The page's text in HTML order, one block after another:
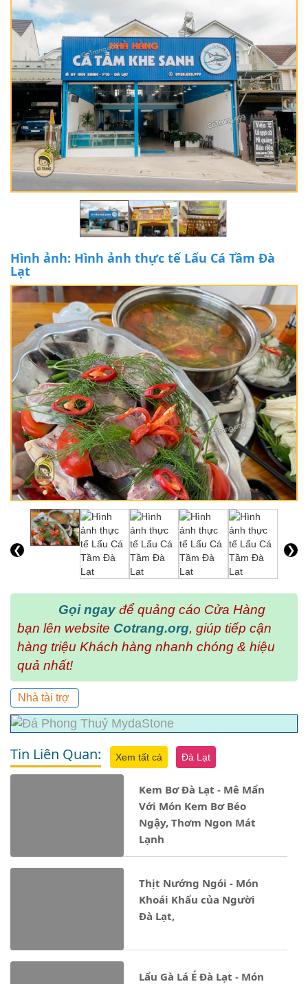
Hình ảnh: Hình ảnh thực tế Lẩu Cá Tầm Đà
Lạt
❮ ❯
Gọi ngay để quảng cáo Cửa Hàng
bạn lên website Cotrang.org, giúp tiếp cận
hàng triệu Khách hàng nhanh chóng & hiệu
quả nhất!
Nhà tài trợ
Tin Liên Quan: Xem tất cả Đà Lạt
Kem Bơ Đà Lạt - Mê Mẩn
Với Món Kem Bơ Béo
Ngậy, Thơm Ngon Mát
Lạnh
Thịt Nướng Ngói - Món
Khoái Khẩu của Người
Đà Lạt,
Lẩu Gà Lá É Đà Lạt - Món